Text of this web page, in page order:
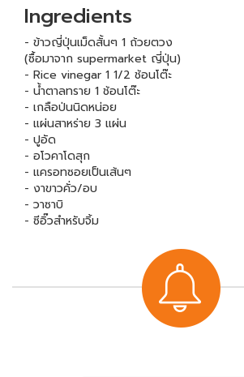
Ingredients
- ข้าวญี่ปุ่นเม็ดสั้นๆ 1 ถ้วยตวง
(ซื้อมาจาก supermarket ญี่ปุ่น)
- Rice vinegar 1 1/2 ช้อนโต๊ะ
- น้ำตาลทราย 1 ช้อนโต๊ะ
- เกลือป่นนิดหน่อย
- แผ่นสาหร่าย 3 แผ่น
- ปูอัด
- อโวคาโดสุก
- แครอทซอยเป็นเส้นๆ
- งาขาวคั่ว/อบ
- วาซาบิ
- ซีอิ๊วสำหรับจิ้ม